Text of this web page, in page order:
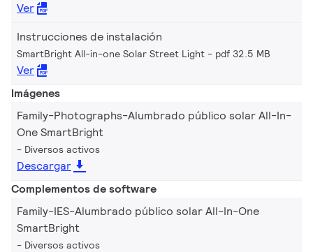
Ver
Instrucciones de instalación
SmartBright All-in-one Solar Street Light pdf 32.5 MB
Ver
Imágenes
Family-Photographs-Alumbrado público solar All-In-
One SmartBright
Diversos activos
Descargar
Complementos de software
Family-IES-Alumbrado público solar All-In-One
SmartBright
Diversos activos